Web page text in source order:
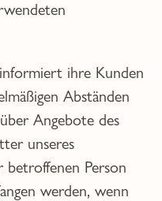
ihre Kunden
Abständen
Angebote des
unseres
betroffenen Person
werden, wenn